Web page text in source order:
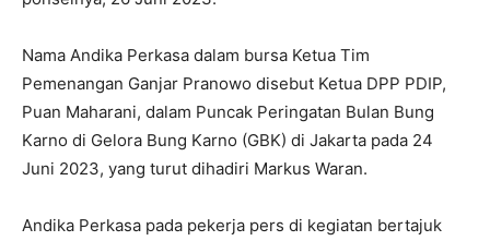
Nama Andika Perkasa dalam bursa Ketua Tim
Pemenangan Ganjar Pranowo disebut Ketua DPP PDIP,
Puan Maharani, dalam Puncak Peringatan Bulan Bung
Karno di Gelora Bung Karno (GBK) di Jakarta pada 24
Juni 2023, yang turut dihadiri Markus Waran.
Andika Perkasa pada pekerja pers di kegiatan bertajuk